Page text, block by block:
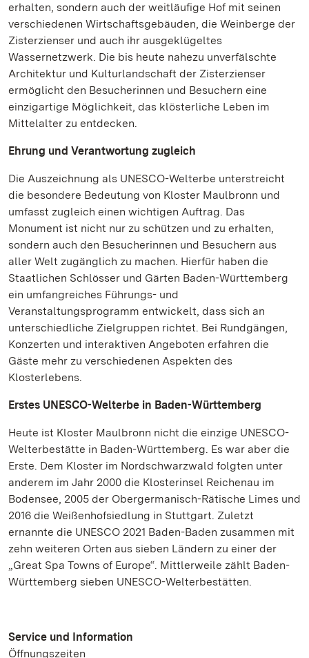
erhalten, sondern auch der weitläufige Hof mit seinen
verschiedenen Wirtschaftsgebäuden, die Weinberge der
Zisterzienser und auch ihr ausgeklügeltes
Wassernetzwerk. Die bis heute nahezu unverfälschte
Architektur und Kulturlandschaft der Zisterzienser
ermöglicht den Besucherinnen und Besuchern eine
einzigartige Möglichkeit, das klösterliche Leben im
Mittelalter zu entdecken.
Ehrung und Verantwortung zugleich
Die Auszeichnung als UNESCO-Welterbe unterstreicht
die besondere Bedeutung von Kloster Maulbronn und
umfasst zugleich einen wichtigen Auftrag. Das
Monument ist nicht nur zu schützen und zu erhalten,
sondern auch den Besucherinnen und Besuchern aus
aller Welt zugänglich zu machen. Hierfür haben die
Staatlichen Schlösser und Gärten Baden-Württemberg
ein umfangreiches Führungs- und
Veranstaltungsprogramm entwickelt, dass sich an
unterschiedliche Zielgruppen richtet. Bei Rundgängen,
Konzerten und interaktiven Angeboten erfahren die
Gäste mehr zu verschiedenen Aspekten des
Klosterlebens.
Erstes UNESCO-Welterbe in Baden-Württemberg
Heute ist Kloster Maulbronn nicht die einzige UNESCO-
Welterbestätte in Baden-Württemberg. Es war aber die
Erste. Dem Kloster im Nordschwarzwald folgten unter
anderem im Jahr 2000 die Klosterinsel Reichenau im
Bodensee, 2005 der Obergermanisch-Rätische Limes und
2016 die Weißenhofsiedlung in Stuttgart. Zuletzt
ernannte die UNESCO 2021 Baden-Baden zusammen mit
zehn weiteren Orten aus sieben Ländern zu einer der
„Great Spa Towns of Europe“. Mittlerweile zählt Baden-
Württemberg sieben UNESCO-Welterbestätten.
Service und Information
Öffnungszeiten